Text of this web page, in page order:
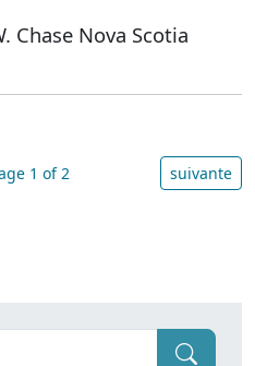
Chase Nova Scotia
1 of 2 suivante